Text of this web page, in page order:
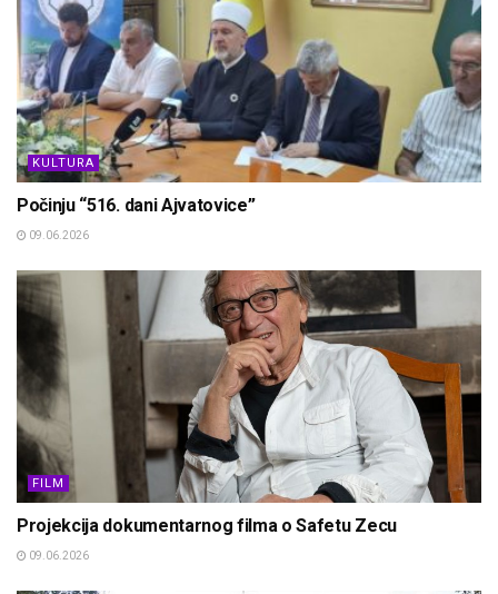
KULTURA
Počinju “516. dani Ajvatovice”
09.06.2026
FILM
Projekcija dokumentarnog filma o Safetu Zecu
09.06.2026